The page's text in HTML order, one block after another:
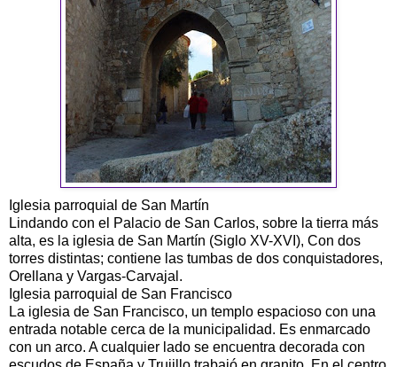
Iglesia parroquial de San Martín
Lindando con el Palacio de San Carlos, sobre la tierra más
alta, es la iglesia de San Martín (Siglo XV-XVI), Con dos
torres distintas; contiene las tumbas de dos conquistadores,
Orellana y Vargas-Carvajal.
Iglesia parroquial de San Francisco
La iglesia de San Francisco, un templo espacioso con una
entrada notable cerca de la municipalidad. Es enmarcado
con un arco. A cualquier lado se encuentra decorada con